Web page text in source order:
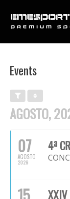
contenido
Events
AGOSTO,
07
AGOSTO
2026
4ª
XXIV